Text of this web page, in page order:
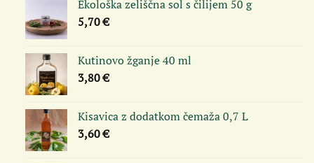
Ekološka zeliščna sol s čilijem 50 g
5,70€
Kutinovo žganje 40 ml
3,80€
Kisavica z dodatkom čemaža 0,7 L
3,60€